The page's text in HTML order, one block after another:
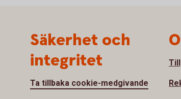
Säkerhet och
integritet
Ta tillbaka cookie-medgivande